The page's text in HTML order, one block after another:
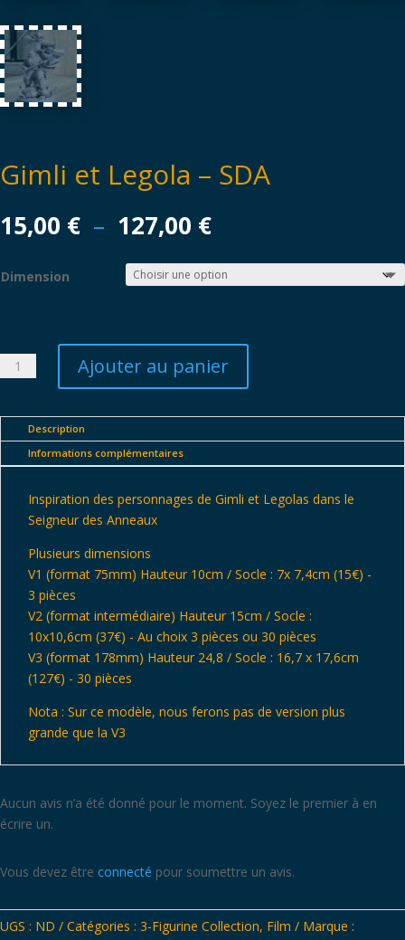
Gimli et Legola – SDA
15,00 € – 127,00 €Plage
prix :
15,00 €
Dimension
quantité
Legola
-
Ajouter au panier
Description
Informations complémentaires
Inspiration des personnages de Gimli et Legolas dans le
Seigneur des Anneaux
Plusieurs dimensions
V1 (format 75mm) Hauteur 10cm / Socle : 7x 7,4cm (15€) -
3 pièces
V2 (format intermédiaire) Hauteur 15cm / Socle :
10x10,6cm (37€) - Au choix 3 pièces ou 30 pièces
V3 (format 178mm) Hauteur 24,8 / Socle : 16,7 x 17,6cm
(127€) - 30 pièces
Nota : Sur ce modèle, nous ferons pas de version plus
grande que la V3
Aucun avis n’a été donné pour le moment. Soyez le premier à en
écrire un.
Vous devez être connecté pour soumettre un avis.
UGS : ND Catégories : 3-Figurine Collection, Film
Marque :